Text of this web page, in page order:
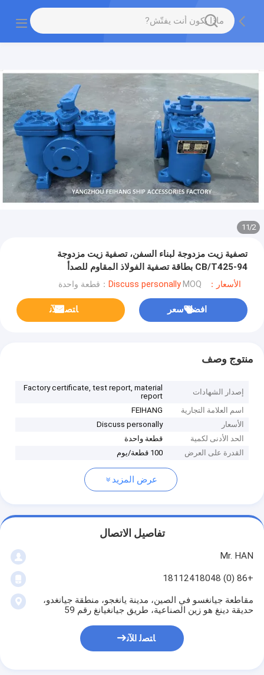
2
/
11
تصفية زيت مزدوجة لبناء السفن، تصفية زيت مزدوجة
CB/T425-94 بطاقة تصفية الفولاذ المقاوم للصدأ
الأسعار：Discuss personally MOQ：قطعة واحدة
افضل سعر ﺎﺘﺼﻟ ﺍﻶﻧ
منتوج وصف
إصدار الشهادات
Factory certificate, test report, material
report
اسم العلامة التجارية
FEIHANG
الأسعار
Discuss personally
الحد الأدنى لكمية
قطعة واحدة
القدرة على العرض
100 قطعة/يوم
عرض المزيد
تفاصيل الاتصال
Mr. HAN
+86 (0) 18112418048
مقاطعة جيانغسو في الصين، مدينة يانغجو، منطقة جيانغدو،
حديقة دينغ هو زين الصناعية، طريق جيانغيانغ رقم 59
ﺎﺘﺼﻟ ﺍﻶﻧ